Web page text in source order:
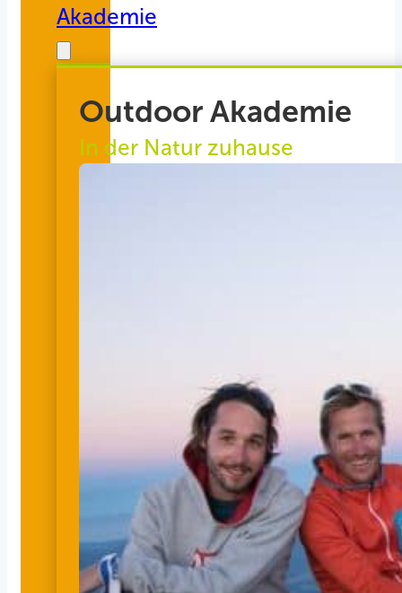
Akademie
Outdoor Akademie
In der Natur zuhause